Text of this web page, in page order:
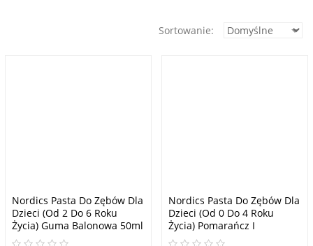
Sortowanie:
Nordics Pasta Do Zębów Dla
Dzieci (od 2 Do 6 Roku
Życia) Guma Balonowa 50ml
Nordics Pasta Do Zębów Dla
Dzieci (od 0 Do 4 Roku
Życia) Pomarańcz I
Klementyna 50ml